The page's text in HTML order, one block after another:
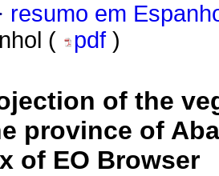
· resumo em
(
pdf )
of the
province of
of EO Browser